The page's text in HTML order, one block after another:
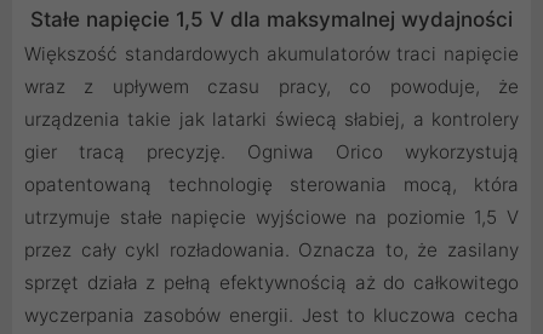
Stałe napięcie 1,5 V dla maksymalnej wydajności
Większość standardowych akumulatorów traci napięcie
wraz z upływem czasu pracy, co powoduje, że
urządzenia takie jak latarki świecą słabiej, a kontrolery
gier tracą precyzję. Ogniwa Orico wykorzystują
opatentowaną technologię sterowania mocą, która
utrzymuje stałe napięcie wyjściowe na poziomie 1,5 V
przez cały cykl rozładowania. Oznacza to, że zasilany
sprzęt działa z pełną efektywnością aż do całkowitego
wyczerpania zasobów energii. Jest to kluczowa cecha